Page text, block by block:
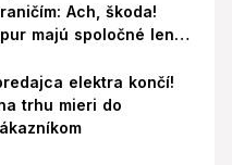
Ach, škoda!
majú spoločné len
elektra končí!
trhu mieri do